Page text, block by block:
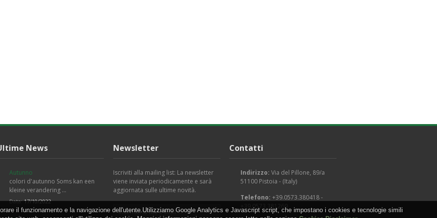
News
Autunno
colori d'autunno Soms kan een
kleine verandering …
Data:17/10/2022
Newsletter
Iscriviti alla mailing list: La newsletter
viene inviata periodicamente e sarà
aggiornata sulle ultime novità.
Contatti
Indirizzo: Via del Pillone, 89/a
51100 Pistoia - (Italy)
Telefono: +39.0573.380418 -
+39.0573.381269
il funzionamento e la navigazione dell'utente.Utilizziamo Google Analytics e Javascript script, che impostano i cookies e tecnologie simili